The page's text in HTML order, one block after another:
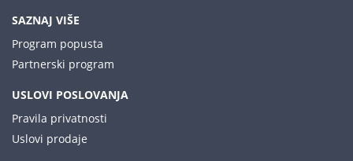
SAZNAJ VIŠE
Program popusta
Partnerski program
USLOVI POSLOVANJA
Pravila privatnosti
Uslovi prodaje